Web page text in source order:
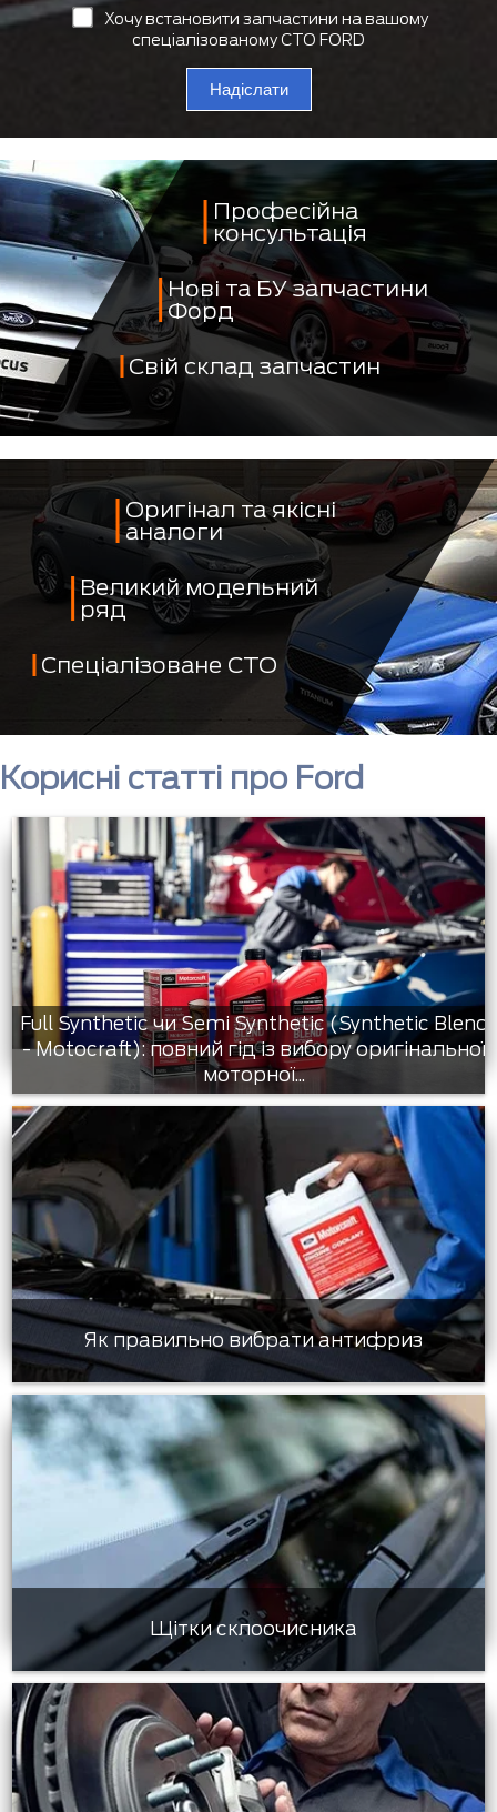
Хочу встановити запчастини на вашому
спеціалізованому СТО FORD
Надіслати
Професійна
консультація
Нові та БУ запчастини
Форд
Свій склад запчастин
Оригінал та якісні
аналоги
Великий модельний
ряд
Спеціалізоване СТО
Корисні статті про Ford
Full Synthetic чи Semi Synthetic (Synthetic Blend
- Motocraft): повний гід із вибору оригінальної
моторної...
Як правильно вибрати антифриз
Щітки склоочисника